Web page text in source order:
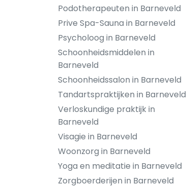
Podotherapeuten in Barneveld
Prive Spa-Sauna in Barneveld
Psycholoog in Barneveld
Schoonheidsmiddelen in
Barneveld
Schoonheidssalon in Barneveld
Tandartspraktijken in Barneveld
Verloskundige praktijk in
Barneveld
Visagie in Barneveld
Woonzorg in Barneveld
Yoga en meditatie in Barneveld
Zorgboerderijen in Barneveld